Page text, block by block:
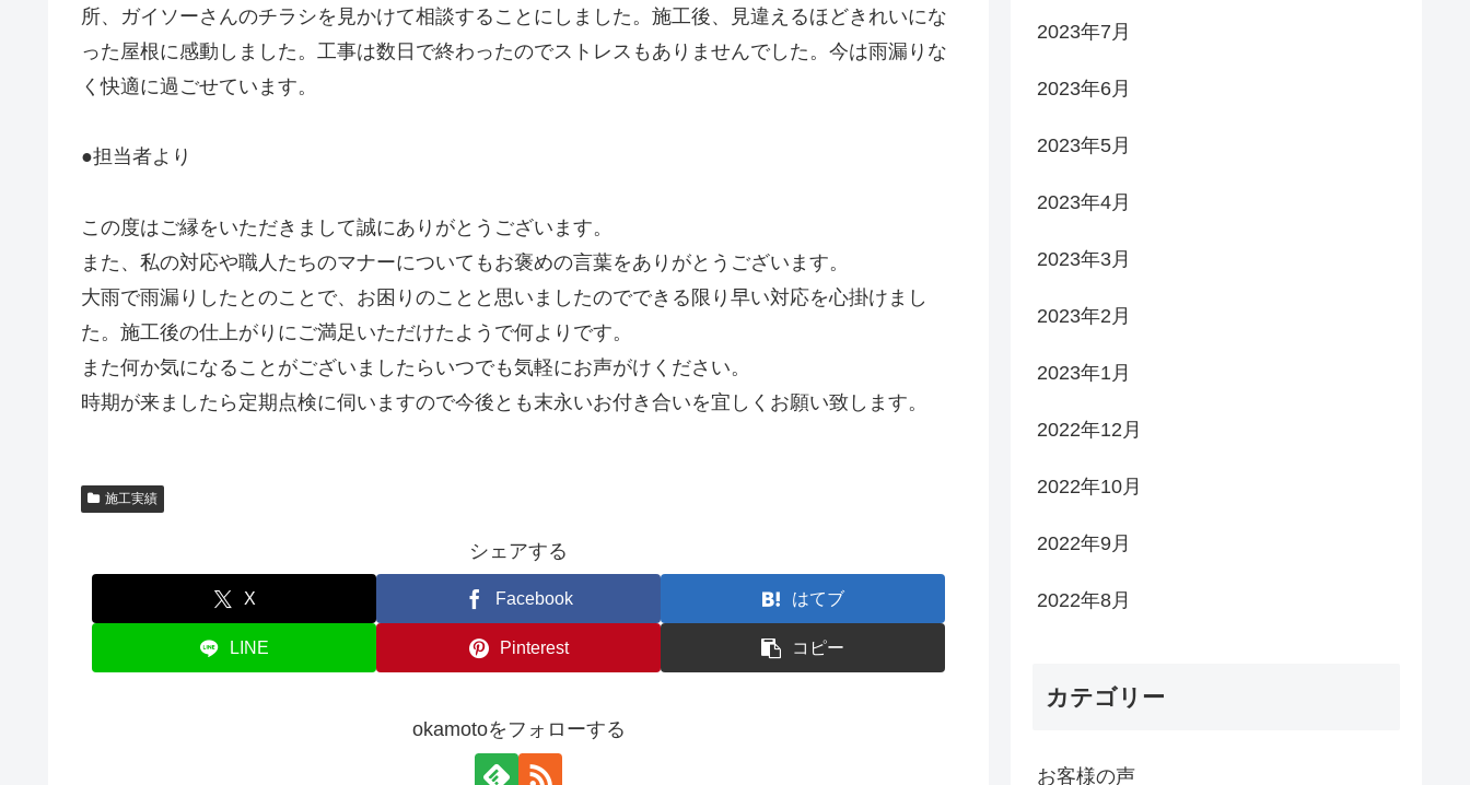
所、ガイソーさんのチラシを見かけて相談することにしました。施工後、見違えるほどきれいにな
った屋根に感動しました。工事は数日で終わったのでストレスもありませんでした。今は雨漏りな
く快適に過ごせています。
●担当者より
この度はご縁をいただきまして誠にありがとうございます。
また、私の対応や職人たちのマナーについてもお褒めの言葉をありがとうございます。
大雨で雨漏りしたとのことで、お困りのことと思いましたのでできる限り早い対応を心掛けまし
た。施工後の仕上がりにご満足いただけたようで何よりです。
また何か気になることがございましたらいつでも気軽にお声がけください。
時期が来ましたら定期点検に伺いますので今後とも末永いお付き合いを宜しくお願い致します。
施工実績
シェアする
X Facebook はてブ
LINE Pinterest コピー
okamotoをフォローする
2023年7月
2023年6月
2023年5月
2023年4月
2023年3月
2023年2月
2023年1月
2022年12月
2022年10月
2022年9月
2022年8月
カテゴリー
お客様の声